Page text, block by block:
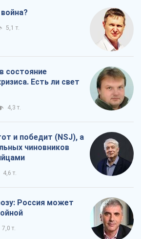
5,1 т.
состояние
Есть ли свет
4,3 т.
и победит (NSJ), а
чиновников
4,6 т.
Россия может
7,0 т.